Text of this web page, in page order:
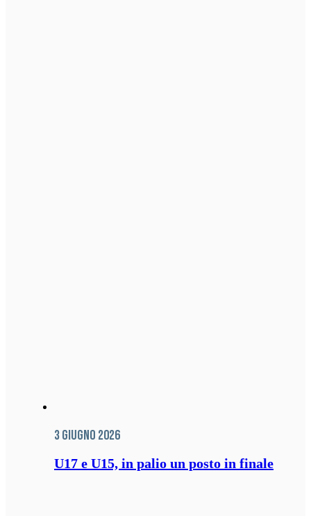
3 Giugno 2026
U17 e U15, in palio un posto in finale